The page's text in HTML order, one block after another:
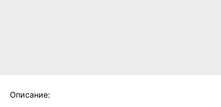
Описание: